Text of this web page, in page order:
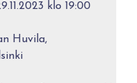
klo 19:00
Huvila,